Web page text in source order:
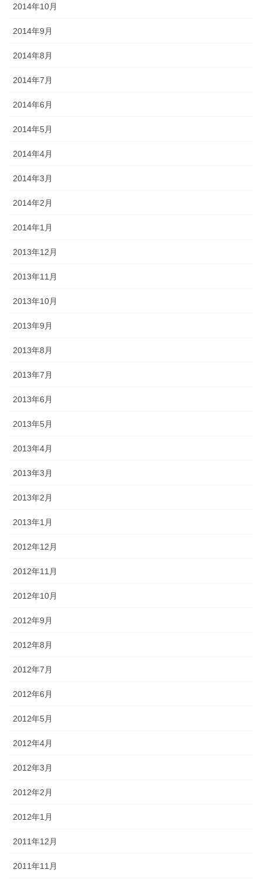
2014年10月
2014年9月
2014年8月
2014年7月
2014年6月
2014年5月
2014年4月
2014年3月
2014年2月
2014年1月
2013年12月
2013年11月
2013年10月
2013年9月
2013年8月
2013年7月
2013年6月
2013年5月
2013年4月
2013年3月
2013年2月
2013年1月
2012年12月
2012年11月
2012年10月
2012年9月
2012年8月
2012年7月
2012年6月
2012年5月
2012年4月
2012年3月
2012年2月
2012年1月
2011年12月
2011年11月